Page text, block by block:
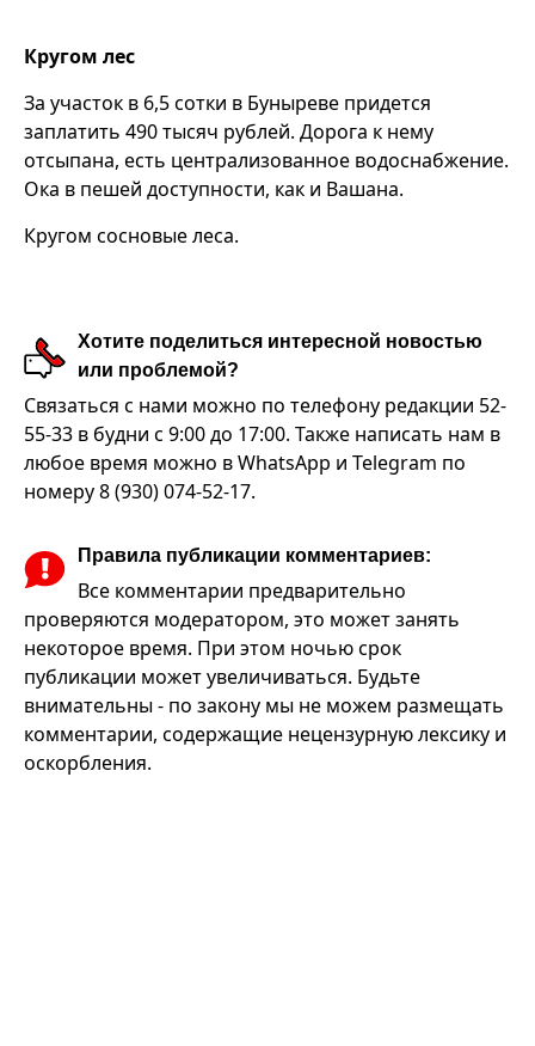
Кругом лес
За участок в 6,5 сотки в Буныреве придется
заплатить 490 тысяч рублей. Дорога к нему
отсыпана, есть централизованное водоснабжение.
Ока в пешей доступности, как и Вашана.
Кругом сосновые леса.
Хотите поделиться интересной новостью
или проблемой?
Связаться с нами можно по телефону редакции 52-
55-33 в будни с 9:00 до 17:00. Также написать нам в
любое время можно в WhatsApp и Telegram по
номеру 8 (930) 074-52-17.
Правила публикации комментариев:
Все комментарии предварительно
проверяются модератором, это может занять
некоторое время. При этом ночью срок
публикации может увеличиваться. Будьте
внимательны - по закону мы не можем размещать
комментарии, содержащие нецензурную лексику и
оскорбления.